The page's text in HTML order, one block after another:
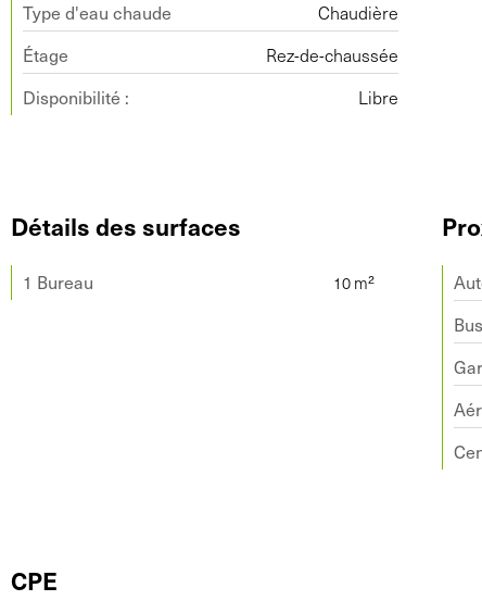
Type d'eau chaude
Chaudière
Étage
Rez-de-chaussée
Disponibilité :
Libre
Détails des surfaces
1 Bureau
Bus
CPE